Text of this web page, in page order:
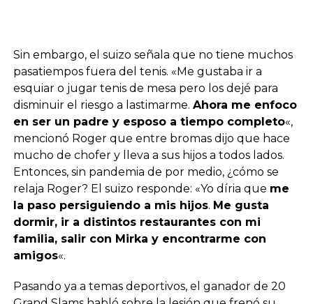
Sin embargo, el suizo señala que no tiene muchos
pasatiempos fuera del tenis. «Me gustaba ir a
esquiar o jugar tenis de mesa pero los dejé para
disminuir el riesgo a lastimarme. Ahora me enfoco
en ser un padre y esposo a tiempo completo«,
mencionó Roger que entre bromas dijo que hace
mucho de chofer y lleva a sus hijos a todos lados.
Entonces, sin pandemia de por medio, ¿cómo se
relaja Roger? El suizo responde: «Yo díria que me
la paso persiguiendo a mis hijos. Me gusta
dormir, ir a distintos restaurantes con mi
familia, salir con Mirka y encontrarme con
amigos«.
Pasando ya a temas deportivos, el ganador de 20